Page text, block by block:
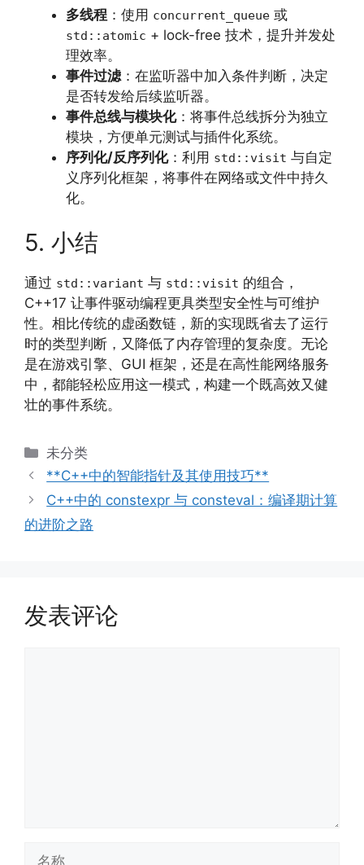
多线程 ：使用 concurrent_queue 或
std::atomic + lock-free 技术，提升并发处
理效率。
事件过滤 ：在监听器中加入条件判断，决定
是否转发给后续监听器。
事件总线与模块化：将事件总线拆分为独立
模块，方便单元测试与插件化系统。
序列化/反序列化：利用 std::visit 与自定
义序列化框架，将事件在网络或文件中持久
化。
5. 小结
通过 std::variant 与 std::visit 的组合，
C++17 让事件驱动编程更具类型安全性与可维护
性。相比传统的虚函数链，新的实现既省去了运行
时的类型判断，又降低了内存管理的复杂度。无论
是在游戏引擎、GUI 框架，还是在高性能网络服务
中，都能轻松应用这一模式，构建一个既高效又健
壮的事件系统。
分
类
未分类
**C++中的智能指针及其使用技巧**
C++中的 constexpr 与 consteval：编译期计算
的进阶之路
发表评论